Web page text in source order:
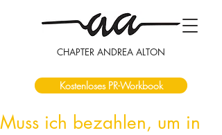
CHAPTER ANDREA ALTON
Kostenloses PR-Workbook
Muss ich bezahlen, um in